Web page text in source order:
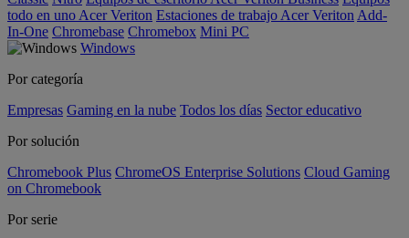
todo en uno Acer Veriton Estaciones de trabajo Acer Veriton Add-
In-One Chromebase Chromebox Mini PC
Windows
Por categoría
Empresas Gaming en la nube Todos los días Sector educativo
Por solución
Chromebook Plus ChromeOS Enterprise Solutions Cloud Gaming
on Chromebook
Por serie